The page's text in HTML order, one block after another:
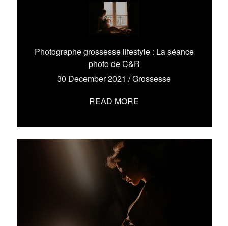
Photographe grossesse lifestyle : La séance
photo de C&R
30 December 2021 /Grossesse
READ MORE